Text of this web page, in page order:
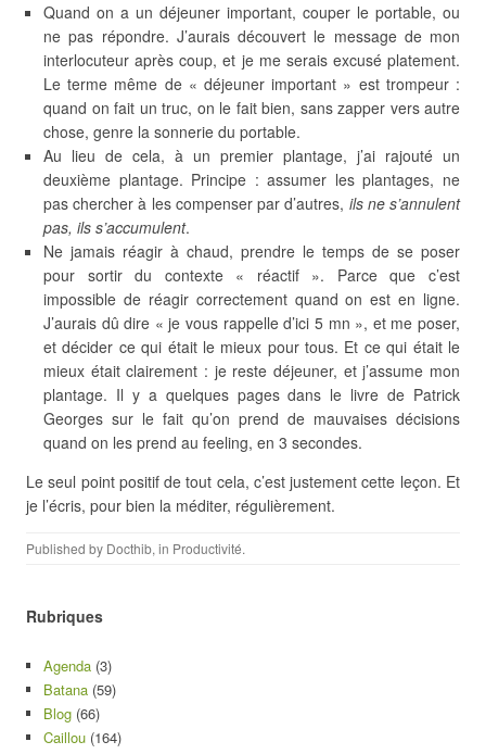
Quand on a un déjeuner important, couper le portable, ou
ne pas répondre. J’aurais découvert le message de mon
interlocuteur après coup, et je me serais excusé platement.
Le terme même de « déjeuner important » est trompeur :
quand on fait un truc, on le fait bien, sans zapper vers autre
chose, genre la sonnerie du portable.
Au lieu de cela, à un premier plantage, j’ai rajouté un
deuxième plantage. Principe : assumer les plantages, ne
pas chercher à les compenser par d’autres, ils ne s’annulent
pas, ils s’accumulent.
Ne jamais réagir à chaud, prendre le temps de se poser
pour sortir du contexte « réactif ». Parce que c’est
impossible de réagir correctement quand on est en ligne.
J’aurais dû dire « je vous rappelle d’ici 5 mn », et me poser,
et décider ce qui était le mieux pour tous. Et ce qui était le
mieux était clairement : je reste déjeuner, et j’assume mon
plantage. Il y a quelques pages dans le livre de Patrick
Georges sur le fait qu’on prend de mauvaises décisions
quand on les prend au feeling, en 3 secondes.
Le seul point positif de tout cela, c’est justement cette leçon. Et
je l’écris, pour bien la méditer, régulièrement.
Published by Docthib, in Productivité.
Rubriques
Agenda (3)
Batana (59)
Blog (66)
Caillou (164)